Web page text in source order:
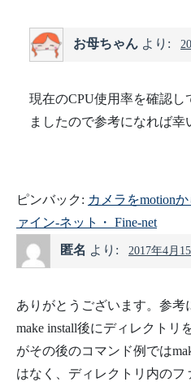
お母ちゃん より:
現在のCPU使用率を確認
ましたので参考になれば幸
ピンバック: カメラをmotionか
ァイン-ネット・ Fine-net
匿名 より: 2017年4月
ありがとうございます。参考
make install後にディレクトリ
がその後のコマンド例では
はなく、ディレクトリ内の